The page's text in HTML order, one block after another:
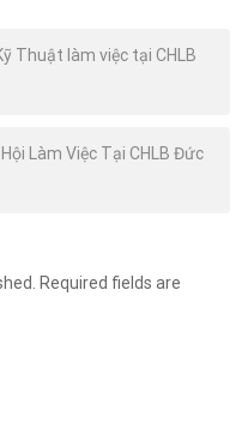
Thuật làm việc tại CHLB
Làm Việc Tại CHLB Đức
Required fields are